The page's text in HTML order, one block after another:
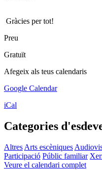
Gràcies per tot!
Preu
Gratuït
Afegeix als teus calendaris
Google Calendar
iCal
Categories
Altres Arts escèniques
Participació Públic familiar
Veure el calendari complet